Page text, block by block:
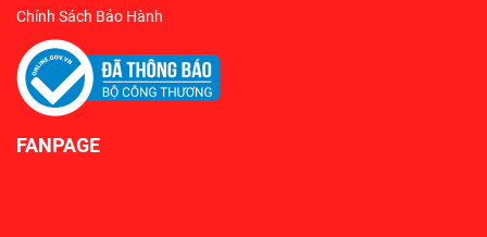
Chính Sách Bảo Hành
FANPAGE